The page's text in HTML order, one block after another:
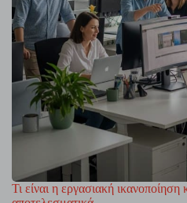
Τι είναι η εργασιακή